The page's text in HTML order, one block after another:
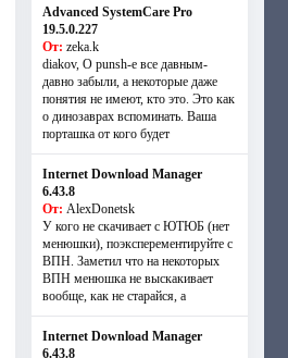
Advanced SystemCare Pro
19.5.0.227
От: zeka.k
diakov, О punsh-е все давным-
давно забыли, а некоторые даже
понятия не имеют, кто это. Это как
о динозаврах вспоминать. Ваша
порташка от кого будет
Internet Download Manager
6.43.8
От: AlexDonetsk
У кого не скачивает с ЮТЮБ (нет
менюшки), поэксперементируйте с
ВПН. Заметил что на некоторых
ВПН менюшка не выскакивает
вообще, как не старайся, а
Internet Download Manager
6.43.8